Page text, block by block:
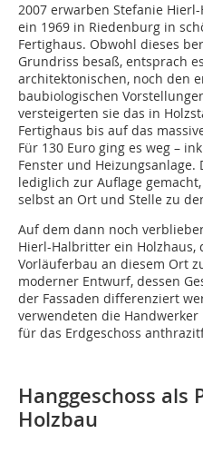
2007 erwarben Stefanie
ein 1969 in Riedenburg in
Fertighaus. Obwohl dieses
Grundriss besaß, entsprach
architektonischen, noch den
baubiologischen
versteigerten sie das in
Fertighaus bis auf das
Für 130 Euro ging es weg –
Fenster und
lediglich zur Auflage
selbst an Ort und Stelle zu
Auf dem dann noch
Hierl-Halbritter ein Holzhaus,
Vorläuferbau an diesem Ort
moderner Entwurf, dessen
der Fassaden differenziert
verwendeten die
für das Erdgeschoss
Hanggeschoss
Holzbau